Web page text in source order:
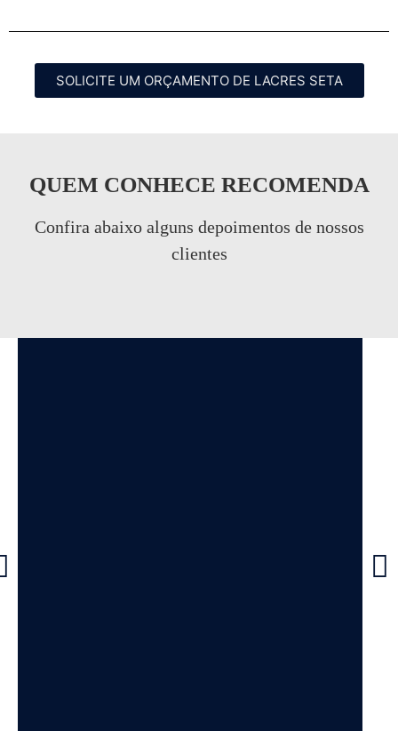
SOLICITE UM ORÇAMENTO DE LACRES SETA
QUEM CONHECE RECOMENDA
Confira abaixo alguns depoimentos de nossos
clientes